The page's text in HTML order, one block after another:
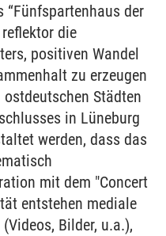
“Fünfspartenhaus der
die
positiven Wandel
zu erzeugen
Städten
in Lüneburg
werden, dass das
mit dem "Concert
entstehen mediale
Bilder, u.a.),